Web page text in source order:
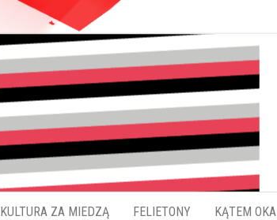
Pokładykultury.eu
KULTURA ZA MIEDZĄ FELIETONY KĄTEM OKA